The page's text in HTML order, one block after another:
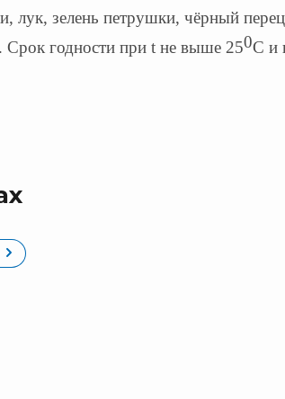
лук, зелень петрушки, чёрный
Срок годности при t не выше 250С и